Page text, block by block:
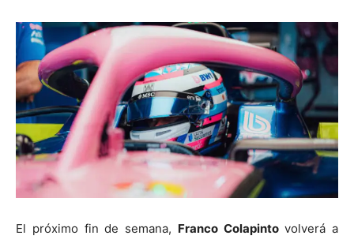
El próximo fin de semana, Franco Colapintovolverá a